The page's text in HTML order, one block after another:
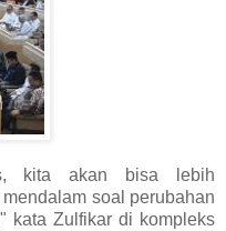
kita akan bisa lebih
soal perubahan
kata Zulfikar di kompleks